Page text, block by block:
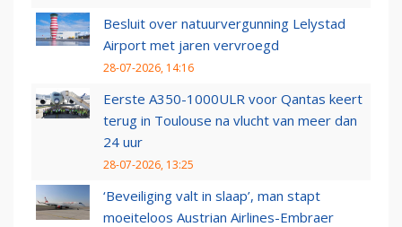
Besluit over natuurvergunning Lelystad
Airport met jaren vervroegd
28-07-2026, 14:16
Eerste A350-1000ULR voor Qantas keert
terug in Toulouse na vlucht van meer dan
24 uur
28-07-2026, 13:25
‘Beveiliging valt in slaap’, man stapt
moeiteloos Austrian Airlines-Embraer